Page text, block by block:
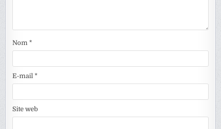
Nom*
E-mail*
Site web